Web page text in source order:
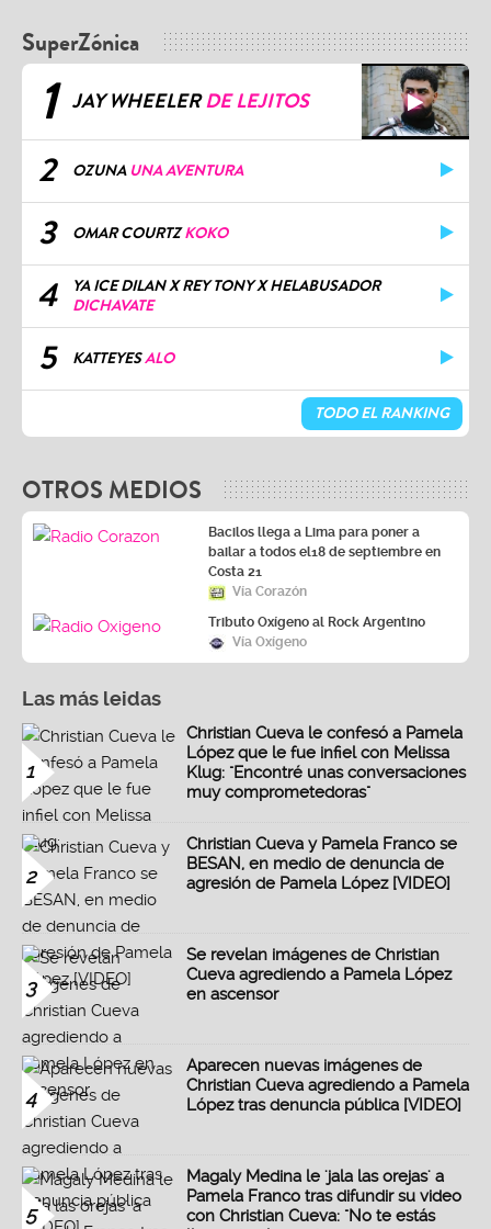
SuperZónica
1 JAY WHEELERDE LEJITOS
2 OZUNA UNA AVENTURA
3 OMAR COURTZKOKO
4
YA ICE DILAN X REY TONY X HELABUSADOR
DICHAVATE
5 KATTEYESALO
TODO EL RANKING
OTROS MEDIOS
Bacilos llega a Lima para poner a
bailar a todos el18 de septiembre en
Costa 21
Vía Corazón
Tributo Oxígeno al Rock Argentino
Vía Oxígeno
Las más leidas
1
Christian Cueva le confesó a Pamela
López que le fue infiel con Melissa
Klug: "Encontré unas conversaciones
muy comprometedoras"
2
Christian Cueva y Pamela Franco se
BESAN, en medio de denuncia de
agresión de Pamela López [VIDEO]
3
Se revelan imágenes de Christian
Cueva agrediendo a Pamela López
en ascensor
4
Aparecen nuevas imágenes de
Christian Cueva agrediendo a Pamela
López tras denuncia pública [VIDEO]
5
Magaly Medina le 'jala las orejas' a
Pamela Franco tras difundir su video
con Christian Cueva: "No te estás